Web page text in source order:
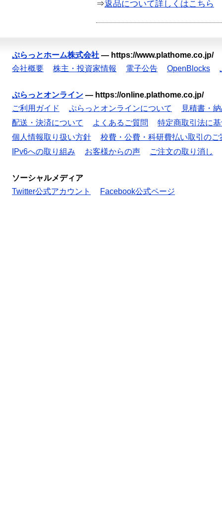
⇒返品について詳しくはこちら
ぷらっとホーム株式会社 — https://www.plathome.co.jp/
会社概要
株主・投資家情報 電子公告 OpenBlocks
ぷらっとオンライン — https://online.plathome.co.jp/
ご利用ガイド
ぷらっとオンラインについて
見積書・
配送・決済について
よくあるご質問
特定商取引法に
個人情報取り扱い方針
校費・公費・科研費払い取引のご
IPv6への取り組み
お客様からの声 ご注文の取り消し
ソーシャルメディア
Twitter公式アカウント
Facebook公式ページ